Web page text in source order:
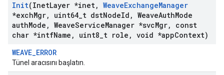
Init(InetLayer *inet, WeaveExchangeManager
*exchMgr, uint64 t dstNodeId , WeaveAuthMode
authMode , WeaveServiceManager *svcMgr,
const
char *intfName , uint8 t role , void *appContext)
WEAVE_ERROR
Tünel aracısını başlatın.